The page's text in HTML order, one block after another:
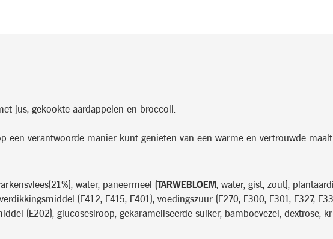
jus, gekookte aardappelen en broccoli.
een verantwoorde manier kunt genieten van een warme en vertrouwde
water, paneermeel (TARWEBLOEM, water, gist, zout),
(E412, E415, E401), voedingszuur (E270, E300, E301, E327,
(E202), glucosesiroop, gekarameliseerde suiker, bamboevezel, dextrose,